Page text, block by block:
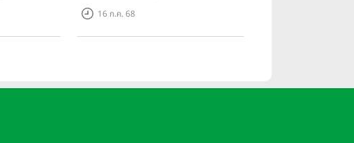
ราชบุรี" บ้าน และทาวน์โฮมสไตล์
16 ก.ค. 68